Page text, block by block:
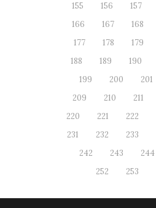
155
156 157
166
167 168
177
178 179
188
189 190
199
200 201
209
210 211
220
221 222
231
232 233
242
243 244
252
253